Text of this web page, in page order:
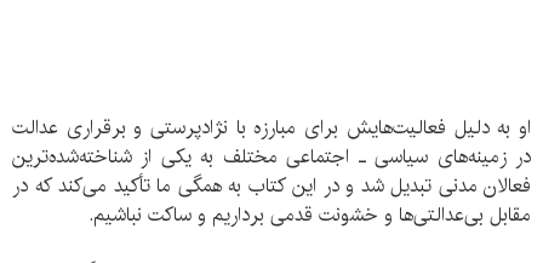
او به دلیل فعالیت‌هایش برای مبارزه با نژادپرستی و برقراری عدالت
در زمینه‌های سیاسی ـ اجتماعی مختلف به یکی از شناخته‌شده‌ترین
فعالان مدنی تبدیل شد و در این کتاب به همگی ما تأکید می‌کند که در
مقابل بی‌عدالتی‌ها و خشونت قدمی برداریم و ساکت نباشیم.